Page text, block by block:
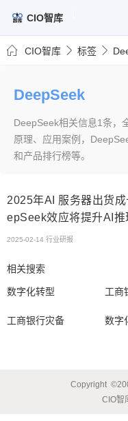
CIO智库
CIO智库 标签
DeepSeek
DeepSeek相关信息1条，
原理、应用案例，
和产品排行榜等。
2025年AI 服务器出货
epSeek效应将提升AI推
2025-02-14 行业研报
相关搜索
数字化转型 工商
工商银行灾备 数字
Copyright
CIO智